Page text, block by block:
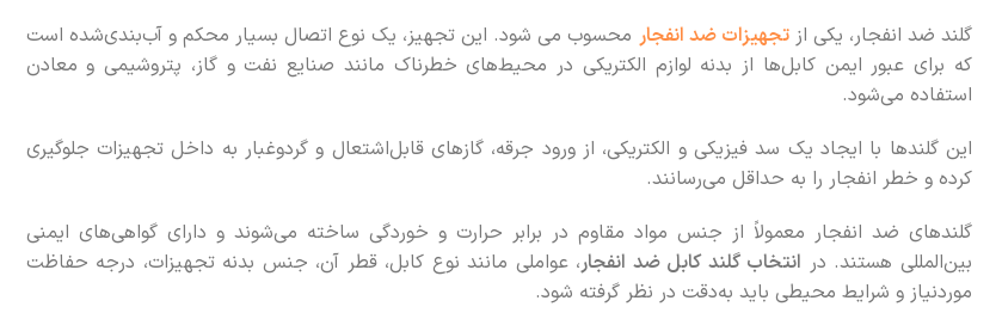
گلند ضد انفجار، یکی ازتجهیزات ضد انفجار محسوب می شود. این تجهیز، یک نوع اتصال بسیار محکم و آب‌بندی‌شده است
که برای عبور ایمن کابل‌ها از بدنه لوازم الکتریکی در محیط‌های خطرناک مانند صنایع نفت و گاز، پتروشیمی و معادن
استفاده می‌شود.
این گلندها با ایجاد یک سد فیزیکی و الکتریکی، از ورود جرقه، گازهای قابل‌اشتعال و گردوغبار به داخل تجهیزات جلوگیری
کرده و خطر انفجار را به حداقل می‌رسانند.
گلندهای ضد انفجار معمولاً از جنس مواد مقاوم در برابر حرارت و خوردگی ساخته می‌شوند و دارای گواهی‌های ایمنی
بین‌المللی هستند. در انتخاب گلند کابل ضد انفجار، عواملی مانند نوع کابل، قطر آن، جنس بدنه تجهیزات، درجه حفاظت
موردنیاز و شرایط محیطی باید به‌دقت در نظر گرفته شود.